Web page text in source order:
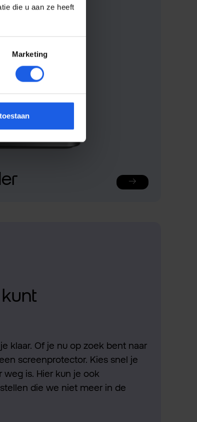
die u aan ze heeft
Marketing
klaar. Of je nu op zoek bent naar
screenprotector. Kies snel je
is. Hier kun je ook
die we niet meer in de